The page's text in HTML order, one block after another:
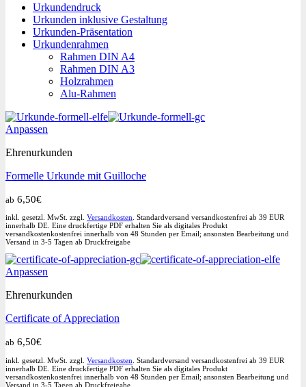
Urkundendruck
Urkunden inklusive Gestaltung
Urkunden-Präsentation
Urkundenrahmen
Rahmen DIN A4
Rahmen DIN A3
Holzrahmen
Alu-Rahmen
Anpassen
weist
Varianten
Optionen
können
auf
Produktseite
gewählt
werden
Ehrenurkunden
Formelle Urkunde mit Guilloche
ab 6,50€
inkl. gesetzl. MwSt. zzgl. Versandkosten . Standardversand versandkostenfrei ab 39 EUR
innerhalb DE. Eine druckfertige PDF erhalten Sie als digitales Produkt
versandkostenkostenfrei innerhalb von 48 Stunden per Email; ansonsten Bearbeitung und
Versand in 3-5 Tagen ab Druckfreigabe
Anpassen
weist
Varianten
Optionen
können
auf
Ehrenurkunden
Certificate of Appreciation
ab 6,50€
inkl. gesetzl. MwSt. zzgl. Versandkosten . Standardversand versandkostenfrei ab 39 EUR
innerhalb DE. Eine druckfertige PDF erhalten Sie als digitales Produkt
versandkostenkostenfrei innerhalb von 48 Stunden per Email; ansonsten Bearbeitung und
Versand in 3-5 Tagen ab Druckfreigabe